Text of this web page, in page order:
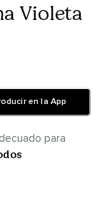
Violeta
en la App
para